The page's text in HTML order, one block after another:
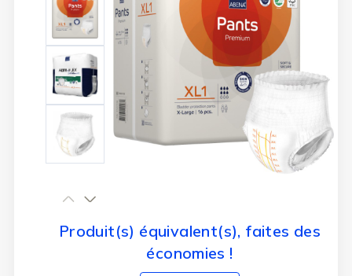
Produit(s) équivalent(s), faites des
économies !